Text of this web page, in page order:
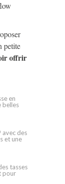
petite
offrir
en
belles
des
et une
tasses
pour